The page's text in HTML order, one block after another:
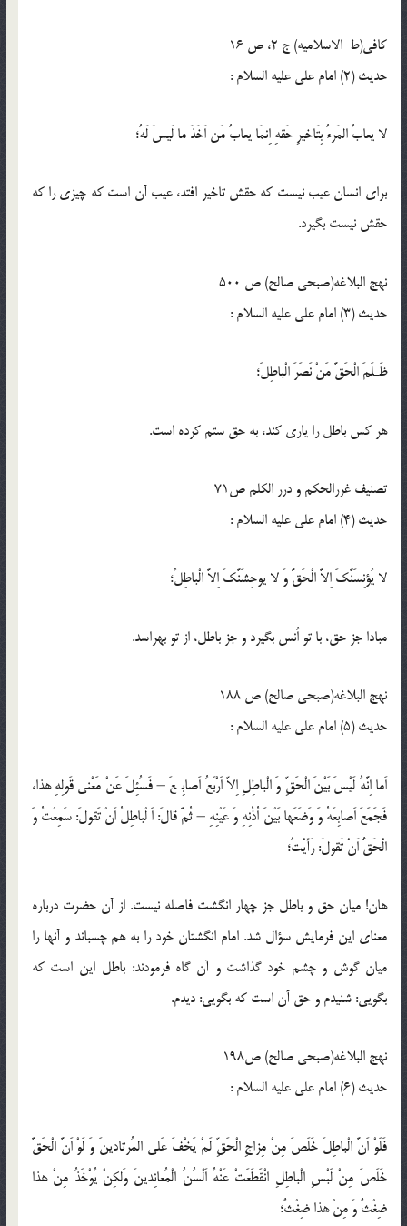
كافى(ط-الاسلامیه) ج 2، ص 16
حدیث (2) امام على عليه السلام :
لا یعابُ المَرءُ بِتَاخیرِ حَقهِ اِنمَا یعابُ مَن اَخَذَ ما لَیسَ لَهُ؛
برای انسان عیب نیست که حقش تاخیر افتد، عیب آن است که چیزی را که
حقش نیست بگیرد.
نهج البلاغه(صبحی صالح) ص 500
حدیث (3) امام على عليه السلام :
ظَـلَمَ الْحَقَّ مَنْ نَصَرَ الْباطِلَ؛
هر كس باطل را يارى كند، به حق ستم كرده است.
تصنیف غررالحکم و درر الکلم ص71
حدیث (4) امام على عليه السلام :
لا يُؤنِسَنَّكَ اِلاَّ الْحَقُّ وَ لا يوحِشَنَّكَ اِلاَّ الْباطِلُ؛
مبادا جز حق، با تو اُنس بگيرد و جز باطل، از تو بهراسد.
نهج البلاغه(صبحی صالح) ص 188
حدیث (5) امام على عليه السلام :
اَما اِنَّهُ لَيْسَ بَيْنَ الْحَقِّ وَ الْباطِلِ اِلاّ اَرْبَعُ اَصابِـعَ – فَسُئِلَ عَنْ مَعْنى قَولِهِ هذا،
فَجَمَعَ اَصابِعَهُ وَ وَضَعَها بَيْنَ اُذُنِهِ وَ عَيْنِهِ – ثُمَّ قالَ: اَ لْباطِلُ اَنْ تَقولَ: سَمِعْتُ وَ
الْحَقُّ اَنْ تَقولَ: رَأَيْتُ؛
هان! ميان حق و باطل جز چهار انگشت فاصله نيست. از آن حضرت درباره
معناى اين فرمايش سؤال شد. امام انگشتان خود را به هم چسباند و آنها را
ميان گوش و چشم خود گذاشت و آن گاه فرمودند: باطل اين است كه
بگويى: شنيدم و حق آن است كه بگويى: ديدم.
نهج البلاغه(صبحی صالح) ص198
حدیث (6) امام على عليه السلام :
فَلَوْ اَنَّ الْباطِلَ خَلَصَ مِنْ مِزاجِ الْحَقِّ لَمْ يَخْفَ عَلى المُرتادينَ وَ لَوْ اَنَّ الْحَقَّ
خَلَصَ مِنْ لَبْسِ الْباطِلِ انْقَطَعَتْ عَنْهُ اَلْسُنُ الْمُعانِدينَ وَلكِنْ يُوْخَذُ مِنْ هذا
ضِغْثٌ وَ مِنْ هذا ضِغْثٌ؛